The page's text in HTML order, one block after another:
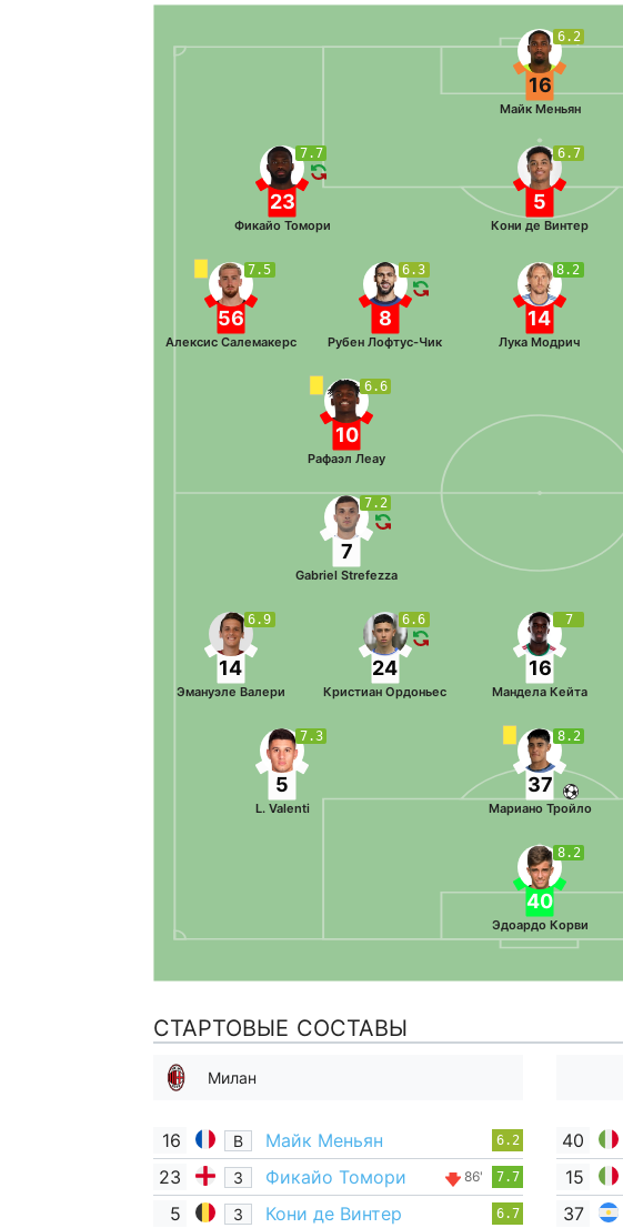
6.2
16
Майк Меньян
6.7
5
Кони де Винтер
7.7
23
Фикайо Томори
8.2
14
Лука Модрич
6.3
8
Рубен Лофтус-Чик
7.5
56
Алексис Салемакерс
6.6
10
Рафаэл Леау
8.2
40
Эдоардо Корви
7.3
5
L. Valenti
8.2
37
Мариано Тройло
6.9
14
Эмануэле Валери
6.6
24
Кристиан Ордоньес
7
16
Мандела Кейта
7.2
7
Gabriel Strefezza
СТАРТОВЫЕ СОСТАВЫ
Милан
16 В Майк Меньян 6.2
23 З Фикайо Томори 86' 7.7
5 З Кони де Винтер 6.7
40
15
37